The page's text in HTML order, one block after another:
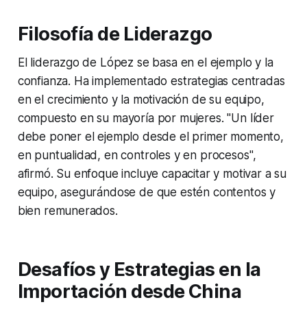
Filosofía de Liderazgo
El liderazgo de López se basa en el ejemplo y la
confianza. Ha implementado estrategias centradas
en el crecimiento y la motivación de su equipo,
compuesto en su mayoría por mujeres."Un líder
debe poner el ejemplo desde el primer momento,
en puntualidad, en controles y en procesos",
afirmó. Su enfoque incluye capacitar y motivar a su
equipo, asegurándose de que estén contentos y
bien remunerados.
Desafíos y Estrategias en la
Importación desde China